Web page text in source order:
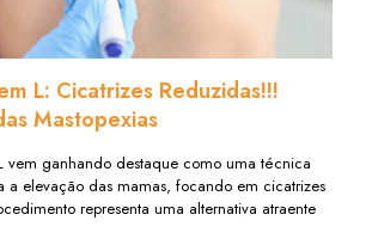
L: Cicatrizes Reduzidas!!!
Mastopexias
vem ganhando destaque como uma técnica
a elevação das mamas, focando em cicatrizes
representa uma alternativa atraente